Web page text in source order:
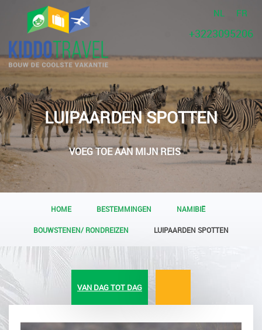
NL FR
+3223095206
LUIPAARDEN SPOTTEN
VOEG TOE AAN MIJN REIS
HOME BESTEMMINGEN NAMIBIË
BOUWSTENEN/ RONDREIZEN LUIPAARDEN SPOTTEN
VAN DAG TOT DAG